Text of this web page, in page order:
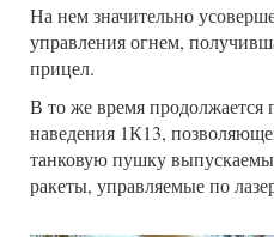
На нем значительно
управления огнем,
прицел.
В то же время продолжается
наведения 1К13,
танковую пушку
ракеты, управляемые по